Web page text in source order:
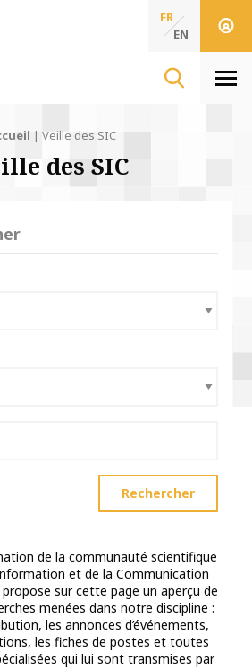
des Sciences de l'Information & de
Française des Sciences
FR
EN
| Veille des SIC
des SIC
Rechercher
de la communauté scientifique
et de la Communication
propose sur cette page un aperçu de
menées dans notre discipline :
les annonces d’événements,
les fiches de postes et toutes
qui lui sont transmises par